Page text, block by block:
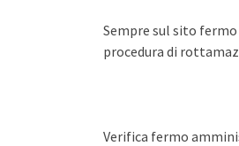
Sempre sul sito
procedura di
Verifica fermo